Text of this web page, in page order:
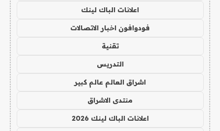
اعلانات الباك لينك
فودوافون اخبار الاتصالات
تقنية
التدريس
اشراق العالم عالم كبير
منتدى الاشراق
اعلانات الباك لينك 2026